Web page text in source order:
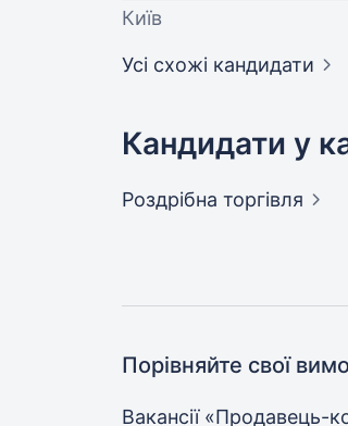
Київ
Усі схожі кандидати
Кандидати у
Роздрібна торгівля
Порівняйте свої
Вакансії «Продавець-